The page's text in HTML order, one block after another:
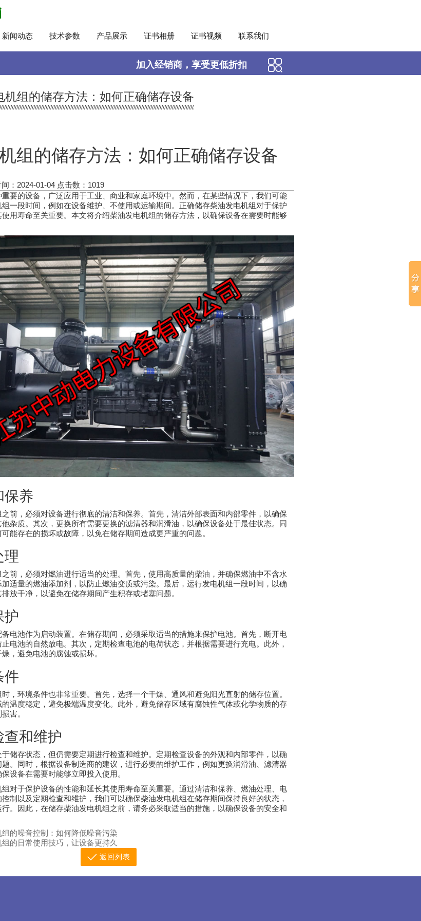
新闻动态 技术参数 产品展示 证书相册 证书视频 联系我们
加入经销商，享受更低折扣
机组的储存方法：如何正确储存设备
组的储存方法：如何正确储存设备
：2024-01-04 点击数： 1019
重要的设备，广泛应用于工业、商业和家庭环境中。然而，在某些情况下，我们可能
一段时间，例如在设备维护、不使用或运输期间。正确储存柴油发电机组对于保护
用寿命至关重要。本文将介绍柴油发电机组的储存方法，以确保设备在需要时能够
保养
前，必须对设备进行彻底的清洁和保养。首先，清洁外部表面和内部零件，以确保
杂质。其次，更换所有需要更换的滤清器和润滑油，以确保设备处于最佳状态。同
能存在的损坏或故障，以免在储存期间造成更严重的问题。
理
前，必须对燃油进行适当的处理。首先，使用高质量的柴油，并确保燃油中不含水
适量的燃油添加剂，以防止燃油变质或污染。最后，运行发电机组一段时间，以确
放干净，以避免在储存期间产生积存或堵塞问题。
护
电池作为启动装置。在储存期间，必须采取适当的措施来保护电池。首先，断开电
电池的自然放电。其次，定期检查电池的电荷状态，并根据需要进行充电。此外，
，避免电池的腐蚀或损坏。
件
，环境条件也非常重要。首先，选择一个干燥、通风和避免阳光直射的储存位置。
温度稳定，避免极端温度变化。此外，避免储存区域有腐蚀性气体或化学物质的存
害。
查和维护
储存状态，但仍需要定期进行检查和维护。定期检查设备的外观和内部零件，以确
。同时，根据设备制造商的建议，进行必要的维护工作，例如更换润滑油、滤清器
设备在需要时能够立即投入使用。
对于保护设备的性能和延长其使用寿命至关重要。通过清洁和保养、燃油处理、电
制以及定期检查和维护，我们可以确保柴油发电机组在储存期间保持良好的状态，
。因此，在储存柴油发电机组之前，请务必采取适当的措施，以确保设备的安全和
组的噪音控制：如何降低噪音污染
的日常使用技巧，让设备更持久
返回列表